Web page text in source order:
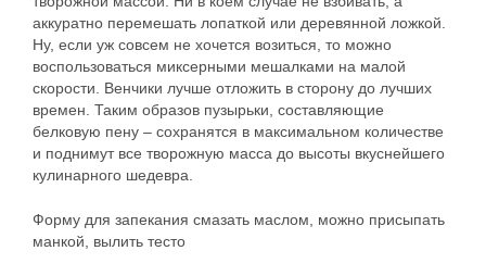
аккуратно перемешать лопаткой или деревянной ложкой.
Ну, если уж совсем не хочется возиться, то можно
воспользоваться миксерными мешалками на малой
скорости. Венчики лучше отложить в сторону до лучших
времен. Таким образов пузырьки, составляющие
белковую пену – сохранятся в максимальном количестве
и поднимут все творожную масса до высоты вкуснейшего
кулинарного шедевра.
Форму для запекания смазать маслом, можно присыпать
манкой, вылить тесто